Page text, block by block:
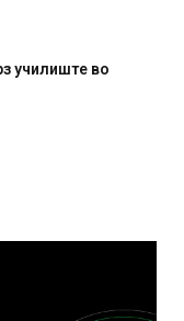
Украинците повеќе